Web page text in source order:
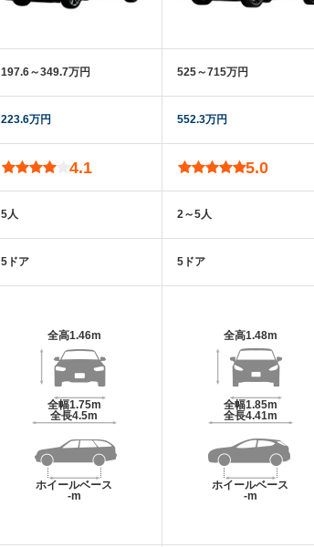
197.6～349.7万円
223.6万円
4.1
5人
5ドア
全高1.46m
全幅1.75m
全長4.5m
ホイールベース
-m
525～715万円
552.3万円
5.0
2～5人
5ドア
全高1.48m
全幅1.85m
全長4.41m
ホイールベース
-m